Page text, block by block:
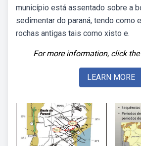
município está assentado sobre a
sedimentar do paraná, tendo como
rochas antigas tais como xisto e.
For more information, click
LEARN MORE